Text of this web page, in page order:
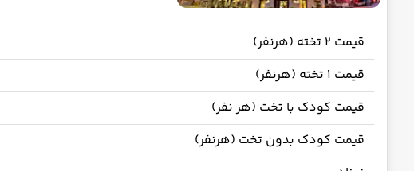
قیمت 2 تخته (هرنفر)
قیمت 1 تخته (هرنفر)
قیمت کودک با تخت (هر نفر)
قیمت کودک بدون تخت (هرنفر)